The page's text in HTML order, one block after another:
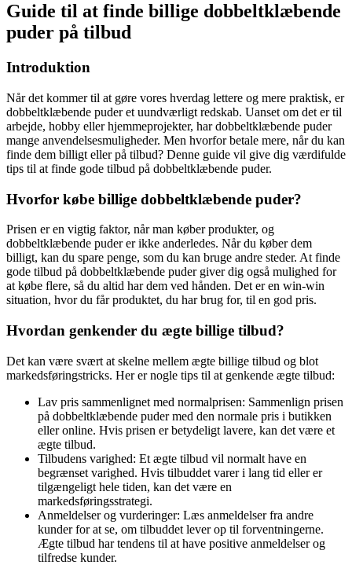
Guide til at finde billige dobbeltklæbende
puder på tilbud
Introduktion
Når det kommer til at gøre vores hverdag lettere og mere praktisk, er
dobbeltklæbende puder et uundværligt redskab. Uanset om det er til
arbejde, hobby eller hjemmeprojekter, har dobbeltklæbende puder
mange anvendelsesmuligheder. Men hvorfor betale mere, når du kan
finde dem billigt eller på tilbud? Denne guide vil give dig værdifulde
tips til at finde gode tilbud på dobbeltklæbende puder.
Hvorfor købe billige dobbeltklæbende puder?
Prisen er en vigtig faktor, når man køber produkter, og
dobbeltklæbende puder er ikke anderledes. Når du køber dem
billigt, kan du spare penge, som du kan bruge andre steder. At finde
gode tilbud på dobbeltklæbende puder giver dig også mulighed for
at købe flere, så du altid har dem ved hånden. Det er en win-win
situation, hvor du får produktet, du har brug for, til en god pris.
Hvordan genkender du ægte billige tilbud?
Det kan være svært at skelne mellem ægte billige tilbud og blot
markedsføringstricks. Her er nogle tips til at genkende ægte tilbud:
Lav pris sammenlignet med normalprisen: Sammenlign prisen
på dobbeltklæbende puder med den normale pris i butikken
eller online. Hvis prisen er betydeligt lavere, kan det være et
ægte tilbud.
Tilbudens varighed: Et ægte tilbud vil normalt have en
begrænset varighed. Hvis tilbuddet varer i lang tid eller er
tilgængeligt hele tiden, kan det være en
markedsføringsstrategi.
Anmeldelser og vurderinger: Læs anmeldelser fra andre
kunder for at se, om tilbuddet lever op til forventningerne.
Ægte tilbud har tendens til at have positive anmeldelser og
tilfredse kunder.